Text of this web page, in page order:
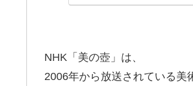
NHK「美の壺」は、
2006年から放送されている美